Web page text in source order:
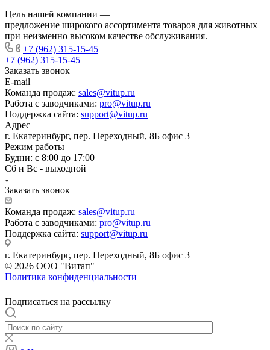
Цель нашей компании —
предложение широкого ассортимента товаров для животных
при неизменно высоком качестве обслуживания.
+7 (962) 315-15-45
+7 (962) 315-15-45
Заказать звонок
E-mail
Команда продаж: sales@vitup.ru
Работа с заводчиками: pro@vitup.ru
Поддержка сайта: support@vitup.ru
Адрес
г. Екатеринбург, пер. Переходный, 8Б офис 3
Режим работы
Будни: с 8:00 до 17:00
Сб и Вс - выходной
Заказать звонок
Команда продаж: sales@vitup.ru
Работа с заводчиками: pro@vitup.ru
Поддержка сайта: support@vitup.ru
г. Екатеринбург, пер. Переходный, 8Б офис 3
© 2026 ООО "Витап"
Политика конфиденциальности
Подписаться на рассылку